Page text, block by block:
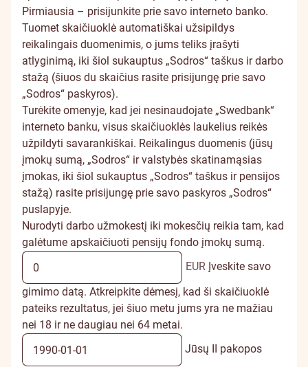
Pirmiausia – prisijunkite prie savo interneto banko.
Tuomet skaičiuoklė automatiškai užsipildys
reikalingais duomenimis, o jums teliks įrašyti
atlyginimą, iki šiol sukauptus „Sodros“ taškus ir darbo
stažą (šiuos du skaičius rasite prisijungę prie savo
„Sodros“ paskyros).
Turėkite omenyje, kad jei nesinaudojate „Swedbank“
interneto banku, visus skaičiuoklės laukelius reikės
užpildyti savarankiškai. Reikalingus duomenis (jūsų
įmokų sumą, „Sodros“ ir valstybės skatinamąsias
įmokas, iki šiol sukauptus „Sodros“ taškus ir pensijos
stažą) rasite prisijungę prie savo paskyros „Sodros“
puslapyje.
Nurodyti darbo užmokestį iki mokesčių reikia tam, kad
galėtume apskaičiuoti pensijų fondo įmokų sumą.
EUR Įveskite savo
gimimo datą. Atkreipkite dėmesį, kad ši skaičiuoklė
pateiks rezultatus, jei šiuo metu jums yra ne mažiau
nei 18 ir ne daugiau nei 64 metai.
Jūsų II pakopos